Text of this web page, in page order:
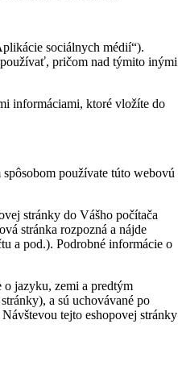
sociálnych médií“).
pričom nad týmito inými
informáciami, ktoré vložíte do
používate túto webovú
stránky do Vášho počítača
stránka rozpozná a nájde
a pod.). Podrobné informácie o
jazyku, zemi a predtým
a sú uchovávané po
tejto eshopovej stránky